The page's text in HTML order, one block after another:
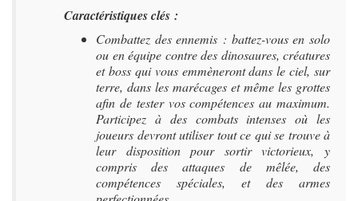
Caractéristiques clés :
Combattez des ennemis : battez-vous en solo
ou en équipe contre des dinosaures, créatures
et boss qui vous emmèneront dans le ciel, sur
terre, dans les marécages et même les grottes
afin de tester vos compétences au maximum.
Participez à des combats intenses où les
joueurs devront utiliser tout ce qui se trouve à
leur disposition pour sortir victorieux, y
compris des attaques de mêlée, des
compétences spéciales, et des armes